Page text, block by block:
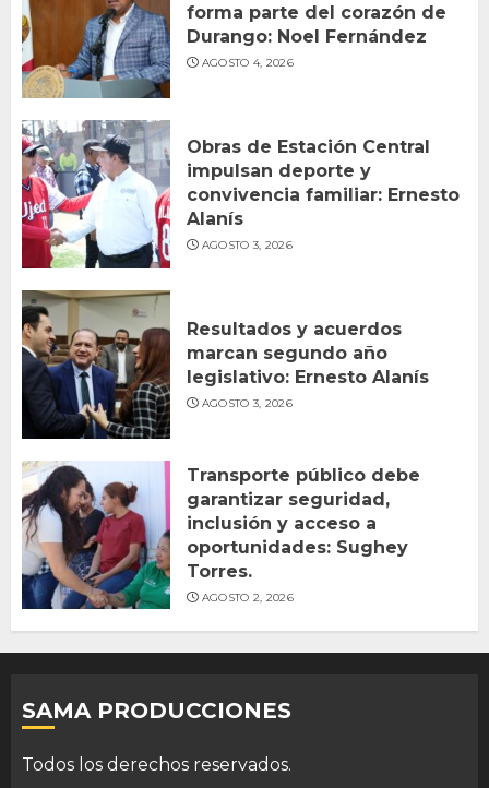
forma parte del corazón de
Durango: Noel Fernández
AGOSTO 4, 2026
Obras de Estación Central
impulsan deporte y
convivencia familiar: Ernesto
Alanís
AGOSTO 3, 2026
Resultados y acuerdos
marcan segundo año
legislativo: Ernesto Alanís
AGOSTO 3, 2026
Transporte público debe
garantizar seguridad,
inclusión y acceso a
oportunidades: Sughey
Torres.
AGOSTO 2, 2026
SAMA PRODUCCIONES
Todos los derechos reservados.